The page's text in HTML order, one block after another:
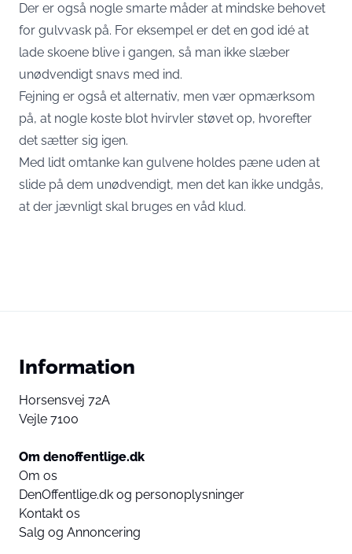
Der er også nogle smarte måder at mindske behovet
for gulvvask på. For eksempel er det en god idé at
lade skoene blive i gangen, så man ikke slæber
unødvendigt snavs med ind.
Fejning er også et alternativ, men vær opmærksom
på, at nogle koste blot hvirvler støvet op, hvorefter
det sætter sig igen.
Med lidt omtanke kan gulvene holdes pæne uden at
slide på dem unødvendigt, men det kan ikke undgås,
at der jævnligt skal bruges en våd klud.
Information
Horsensvej 72A
Vejle 7100
Om denoffentlige.dk
Om os
DenOffentlige.dk og personoplysninger
Kontakt os
Salg og Annoncering